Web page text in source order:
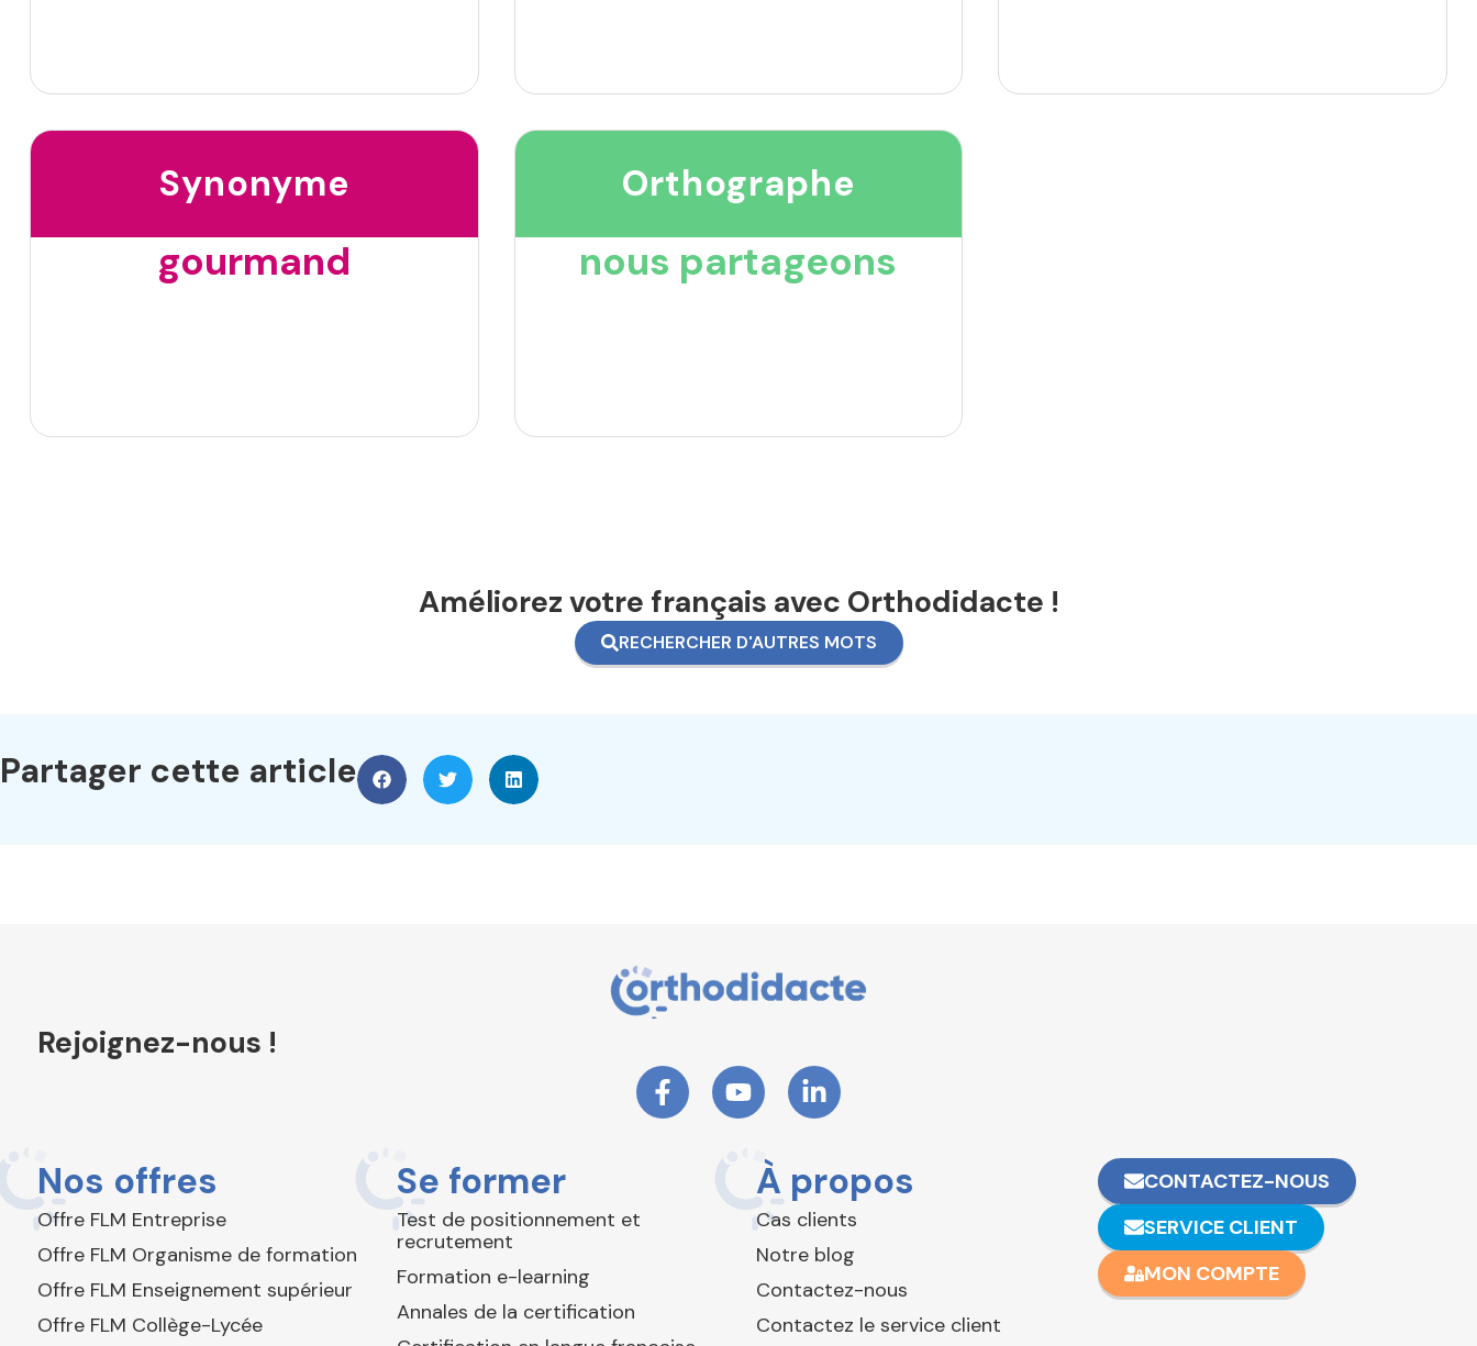
Synonyme
gourmand
Orthographe
nous partageons
Améliorez votre français avec Orthodidacte !
RECHERCHER D'AUTRES MOTS
Partager cette article
Rejoignez-nous !
Nos offres
Offre FLM Entreprise
Offre FLM Organisme de formation
Offre FLM Enseignement supérieur
Offre FLM Collège-Lycée
Se former
Test de positionnement et
recrutement
Formation e-learning
Annales de la certification
À propos
Cas clients
Notre blog
Contactez-nous
Contactez le service client
CONTACTEZ-NOUS
SERVICE CLIENT
MON COMPTE